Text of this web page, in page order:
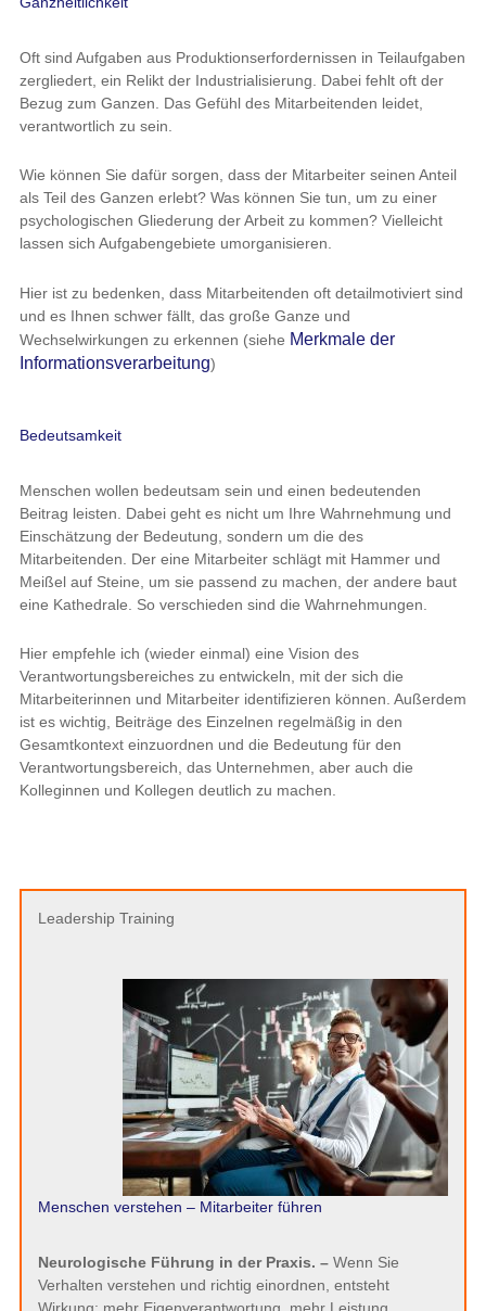
Oft sind Aufgaben aus Produktionserfordernissen in Teilaufgaben
zergliedert, ein Relikt der Industrialisierung. Dabei fehlt oft der
Bezug zum Ganzen. Das Gefühl des Mitarbeitenden leidet,
verantwortlich zu sein.
Wie können Sie dafür sorgen, dass der Mitarbeiter seinen Anteil
als Teil des Ganzen erlebt? Was können Sie tun, um zu einer
psychologischen Gliederung der Arbeit zu kommen? Vielleicht
lassen sich Aufgabengebiete umorganisieren.
Hier ist zu bedenken, dass Mitarbeitenden oft detailmotiviert sind
und es Ihnen schwer fällt, das große Ganze und
Wechselwirkungen zu erkennen (siehe Merkmale der
Informationsverarbeitung)
Bedeutsamkeit
Menschen wollen bedeutsam sein und einen bedeutenden
Beitrag leisten. Dabei geht es nicht um Ihre Wahrnehmung und
Einschätzung der Bedeutung, sondern um die des
Mitarbeitenden. Der eine Mitarbeiter schlägt mit Hammer und
Meißel auf Steine, um sie passend zu machen, der andere baut
eine Kathedrale. So verschieden sind die Wahrnehmungen.
Hier empfehle ich (wieder einmal) eine Vision des
Verantwortungsbereiches zu entwickeln, mit der sich die
Mitarbeiterinnen und Mitarbeiter identifizieren können. Außerdem
ist es wichtig, Beiträge des Einzelnen regelmäßig in den
Gesamtkontext einzuordnen und die Bedeutung für den
Verantwortungsbereich, das Unternehmen, aber auch die
Kolleginnen und Kollegen deutlich zu machen.
Leadership Training
Menschen verstehen – Mitarbeiter führen
Neurologische Führung in der Praxis. – Wenn Sie
Verhalten verstehen und richtig einordnen, entsteht
Wirkung: mehr Eigenverantwortung, mehr Leistung,